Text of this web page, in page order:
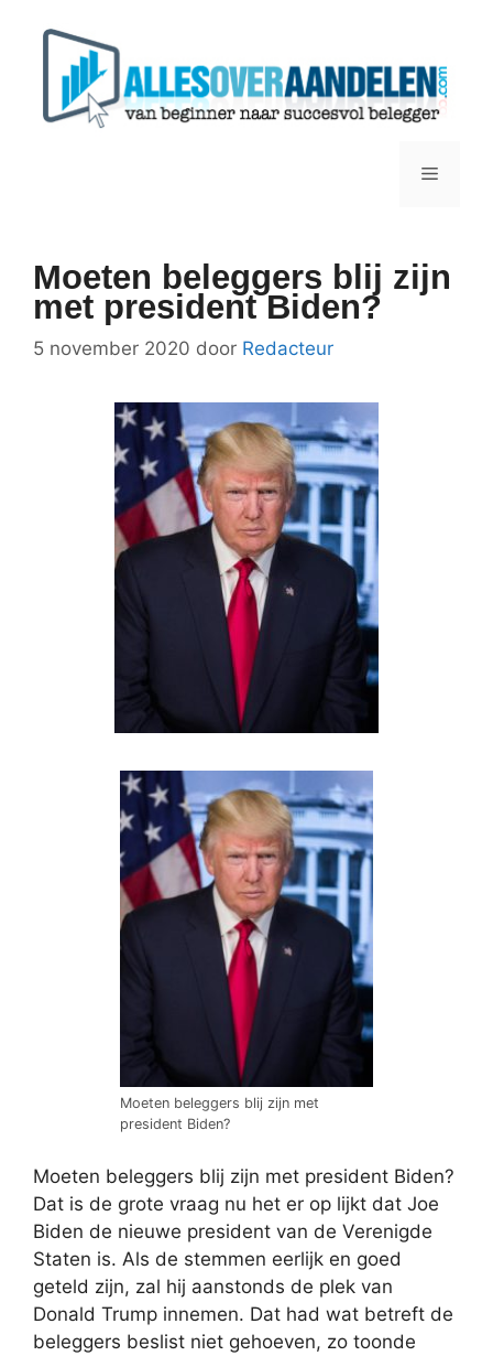
Menu
Moeten beleggers blij zijn
met president Biden?
5 november 2020 door Redacteur
Moeten beleggers blij zijn met
president Biden?
Moeten beleggers blij zijn met president Biden?
Dat is de grote vraag nu het er op lijkt dat Joe
Biden de nieuwe president van de Verenigde
Staten is. Als de stemmen eerlijk en goed
geteld zijn, zal hij aanstonds de plek van
Donald Trump innemen. Dat had wat betreft de
beleggers beslist niet gehoeven, zo toonde